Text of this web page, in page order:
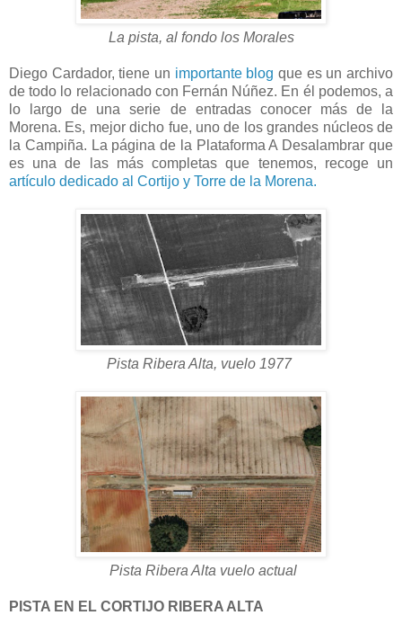
La pista, al fondo los Morales
Diego Cardador, tiene un importante blogque es un archivo
de todo lo relacionado con Fernán Núñez. En él podemos, a
lo largo de una serie de entradas conocer más de la
Morena. Es, mejor dicho fue, uno de los grandes núcleos de
la Campiña. La página de la Plataforma A Desalambrar que
es una de las más completas que tenemos, recoge un
artículo dedicado al Cortijo y Torre de la Morena.
Pista Ribera Alta, vuelo 1977
Pista Ribera Alta vuelo actual
PISTA EN EL CORTIJO RIBERA ALTA